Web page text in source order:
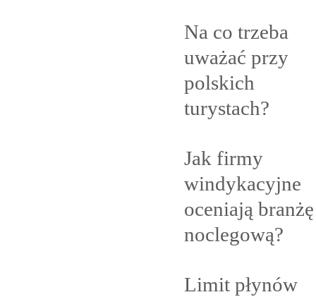
Na co trzeba
uważać przy
polskich
turystach?
Jak firmy
windykacyjne
oceniają branżę
noclegową?
Limit płynów